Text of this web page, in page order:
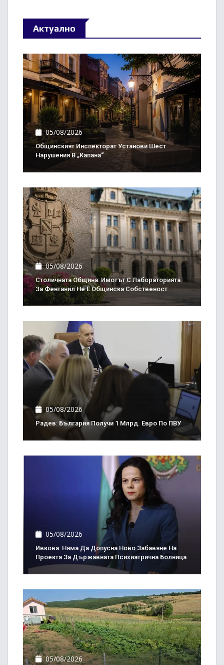
Актуално
05/08/2026
Общинският Инспекторат Установи Шест
Нарушения В „Капана“
05/08/2026
Столичната Община: Имотът С Лабораторията
За Фентанил Не Е Общинска Собственост
05/08/2026
Радев: България Получи 1 Млрд. Евро По ПВУ
05/08/2026
Ивкова: Няма Да Допусна Ново Забавяне На
Проекта За Държавната Психиатрична Болница
05/08/2026